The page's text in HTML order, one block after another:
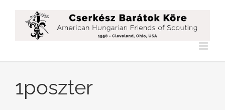
1poszter